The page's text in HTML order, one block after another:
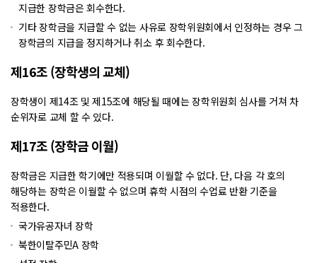
지급한 장학금은 회수한다.
기타 장학금을 지급할 수 없는 사유로 장학위원회에서 인정하는 경우 그
장학금의 지급을 정지하거나 취소 후 회수한다.
제16조 (장학생의 교체)
장학생이 제14조 및 제15조에 해당될 때에는 장학위원회 심사를 거쳐 차
순위자로 교체 할 수 있다.
제17조 (장학금 이월)
장학금은 지급한 학기에만 적용되며 이월할 수 없다. 단, 다음 각 호의
해당하는 장학은 이월할 수 없으며 휴학 시점의 수업료 반환 기준을
적용한다.
국가유공자녀 장학
북한이탈주민A 장학